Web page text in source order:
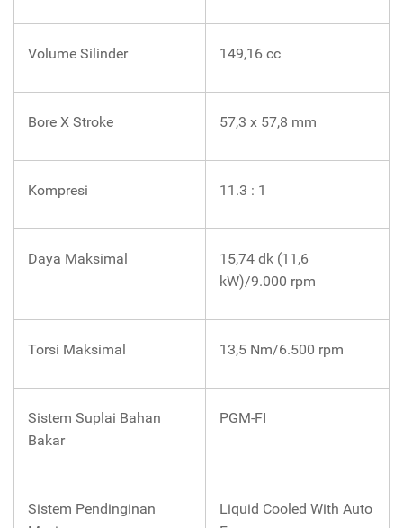
Volume Silinder 149,16 cc
Bore X Stroke 57,3 x 57,8 mm
Kompresi 11.3 : 1
Daya Maksimal
15,74 dk (11,6
kW)/9.000 rpm
Torsi Maksimal 13,5 Nm/6.500 rpm
Sistem Suplai Bahan
Bakar
PGM-FI
Sistem Pendinginan
Liquid Cooled With Auto